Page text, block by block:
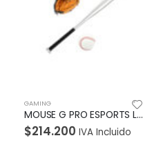
GAMING
MOUSE G PRO ESPORTS Logitech Gaming Alámbrico USB 16000DPI Compatible Win-Mac Sensor HERO16K 6Botones Programables RGB Lightsync G HUB Garantía 2Años-NEGRO
$214.200 IVA Incluido